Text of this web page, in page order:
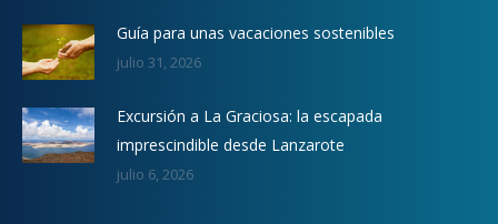
Guía para unas vacaciones sostenibles
julio 31, 2026
Excursión a La Graciosa: la escapada
imprescindible desde Lanzarote
julio 6, 2026